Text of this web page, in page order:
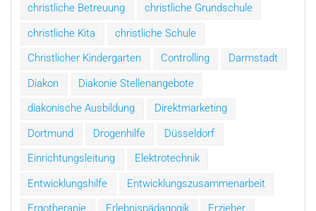
christliche Betreuung
christliche Grundschule
christliche Kita
christliche Schule
Christlicher Kindergarten
Controlling
Darmstadt
Diakon
Diakonie Stellenangebote
diakonische Ausbildung
Direktmarketing
Dortmund
Drogenhilfe
Düsseldorf
Einrichtungsleitung
Elektrotechnik
Entwicklungshilfe
Entwicklungszusammenarbeit
Ergotherapie
Erlebnispädagogik
Erzieher